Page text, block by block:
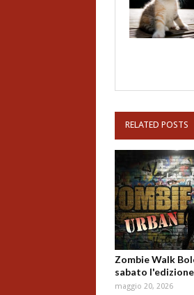
RELATED POSTS
Zombie Walk
sabato
maggio 20, 2026